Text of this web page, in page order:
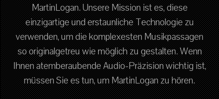
MartinLogan. Unsere Mission ist es, diese
einzigartige und erstaunliche Technologie zu
verwenden, um die komplexesten Musikpassagen
so originalgetreu wie möglich zu gestalten. Wenn
Ihnen atemberaubende Audio-Präzision wichtig ist,
müssen Sie es tun, um MartinLogan zu hören.